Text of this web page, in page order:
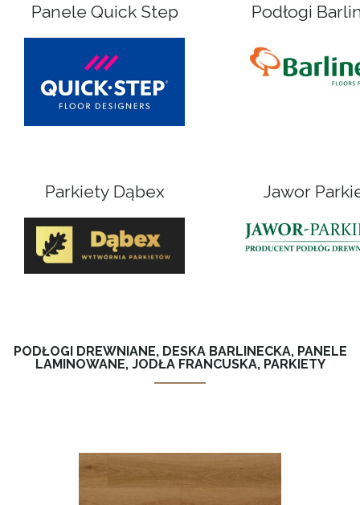
Panele Quick Step Podłogi
Parkiety Dąbex Jawor
PODŁOGI DREWNIANE, DESKA BARLINECKA, PANELE
LAMINOWANE, JODŁA FRANCUSKA, PARKIETY